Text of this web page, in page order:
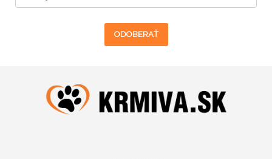
ODOBERAŤ